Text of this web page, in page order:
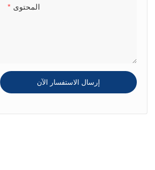
المحتوى
إرسال الاستفسار الآن